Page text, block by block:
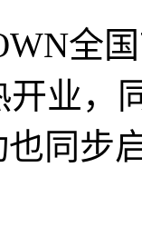
全
业，
同步